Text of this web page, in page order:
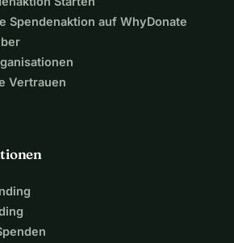
Spendenaktion auf WhyDonate
Vertrauen